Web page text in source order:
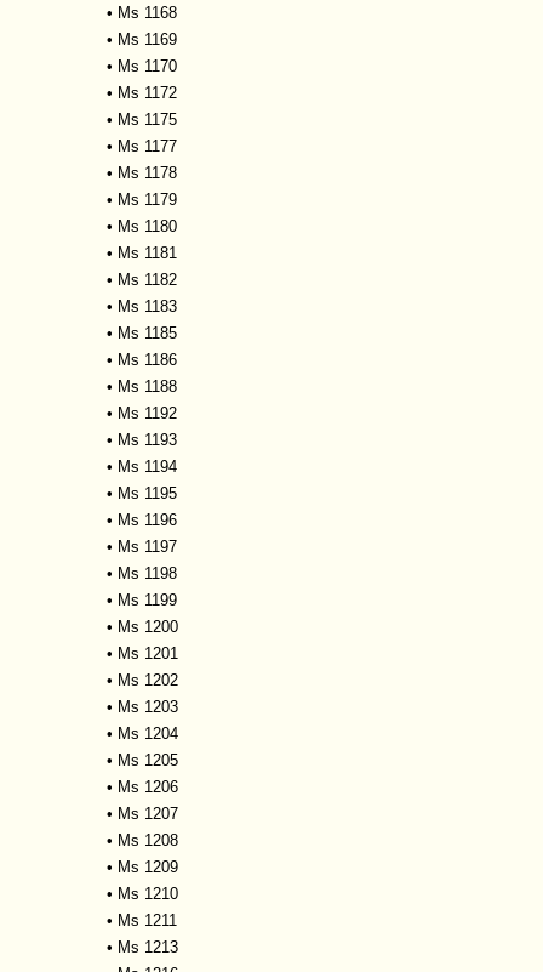
• Ms 1168
• Ms 1169
• Ms 1170
• Ms 1172
• Ms 1175
• Ms 1177
• Ms 1178
• Ms 1179
• Ms 1180
• Ms 1181
• Ms 1182
• Ms 1183
• Ms 1185
• Ms 1186
• Ms 1188
• Ms 1192
• Ms 1193
• Ms 1194
• Ms 1195
• Ms 1196
• Ms 1197
• Ms 1198
• Ms 1199
• Ms 1200
• Ms 1201
• Ms 1202
• Ms 1203
• Ms 1204
• Ms 1205
• Ms 1206
• Ms 1207
• Ms 1208
• Ms 1209
• Ms 1210
• Ms 1211
• Ms 1213